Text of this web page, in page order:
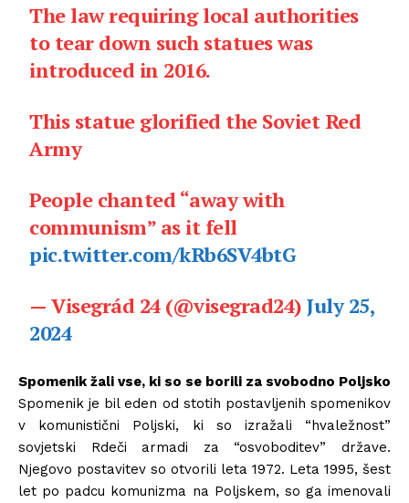
The law requiring local authorities
to tear down such statues was
introduced in 2016.
This statue glorified the Soviet Red
Army
People chanted “away with
communism” as it fell
pic.twitter.com/kRb6SV4btG
— Visegrád 24 (@visegrad24)July 25,
2024
Spomenik žali vse, ki so se borili za svobodno Poljsko
Spomenik je bil eden od stotih postavljenih spomenikov
v komunistični Poljski, ki so izražali “hvaležnost”
sovjetski Rdeči armadi za “osvoboditev” države.
Njegovo postavitev so otvorili leta 1972. Leta 1995, šest
let po padcu komunizma na Poljskem, so ga imenovali